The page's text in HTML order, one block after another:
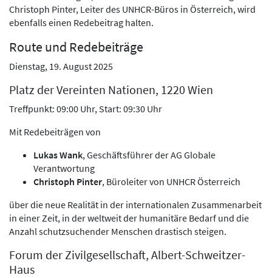
Christoph Pinter, Leiter des UNHCR-Büros in Österreich, wird
ebenfalls einen Redebeitrag halten.
Route und Redebeiträge
Dienstag, 19. August 2025
Platz der Vereinten Nationen, 1220 Wien
Treffpunkt: 09:00 Uhr, Start: 09:30 Uhr
Mit Redebeiträgen von
Lukas Wank, Geschäftsführer der AG Globale
Verantwortung
Christoph Pinter, Büroleiter von UNHCR Österreich
über die neue Realität in der internationalen Zusammenarbeit
in einer Zeit, in der weltweit der humanitäre Bedarf und die
Anzahl schutzsuchender Menschen drastisch steigen.
Forum der Zivilgesellschaft, Albert-Schweitzer-
Haus